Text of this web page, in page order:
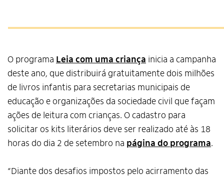
O programa Leia com uma criança inicia a campanha
deste ano, que distribuirá gratuitamente dois milhões
de livros infantis para secretarias municipais de
educação e organizações da sociedade civil que façam
ações de leitura com crianças. O cadastro para
solicitar os kits literários deve ser realizado até às 18
horas do dia 2 de setembro na página do programa.
“Diante dos desafios impostos pelo acirramento das